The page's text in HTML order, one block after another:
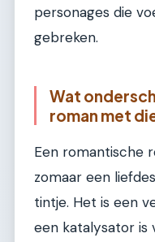
personages die
gebreken.
Wat
roman met
Een romantische
zomaar een
tintje. Het is een
een katalysator is